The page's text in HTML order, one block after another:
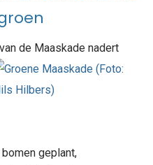
de Maaskade nadert
geplant,